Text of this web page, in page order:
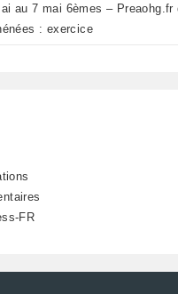
au 7 mai 6èmes – Preaohg.fr
: exercice
FR